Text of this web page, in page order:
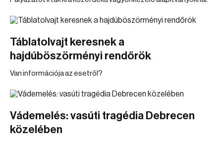
Táblatolvajt keresnek a
hajdúböszörményi rendőrök
Van információja az esetről?
Vádemelés: vasúti tragédia Debrecen
közelében